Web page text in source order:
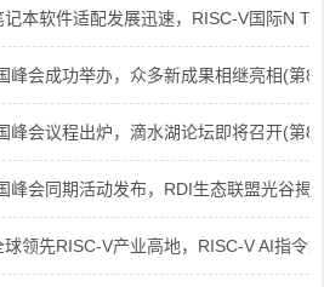
本软件适配发展迅速，RISC-V国际N
峰会成功举办，众多新成果相继亮相(第
峰会议程出炉，滴水湖论坛即将召开(第
峰会同期活动发布，RDI生态联盟光谷揭
领先RISC-V产业高地，RISC-V AI指令